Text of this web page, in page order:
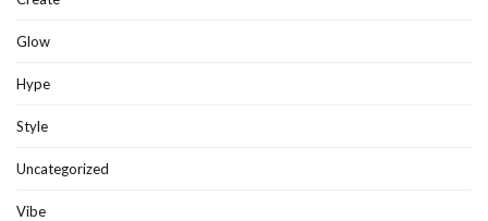
Glow
Hype
Style
Uncategorized
Vibe